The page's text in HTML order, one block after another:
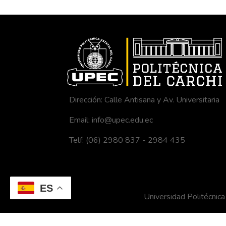
ES
Dirección: Calle Antisana y Av. Universitaria
Email: info@upec.edu.ec
Telf: (06) 2980 837 - 2984 435
Universidad